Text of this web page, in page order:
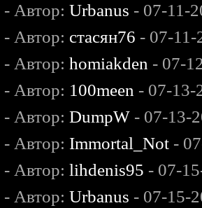
- Автор:Urbanus - 07-11-
- Автор: стасян76 - 07-11-
- Автор:homiakden - 07-
- Автор: 100meen - 07-13-
- Автор:DumpW - 07-13-
- Автор: Immortal_Not -
- Автор:lihdenis95 - 07-
- Автор:Urbanus - 07-15-